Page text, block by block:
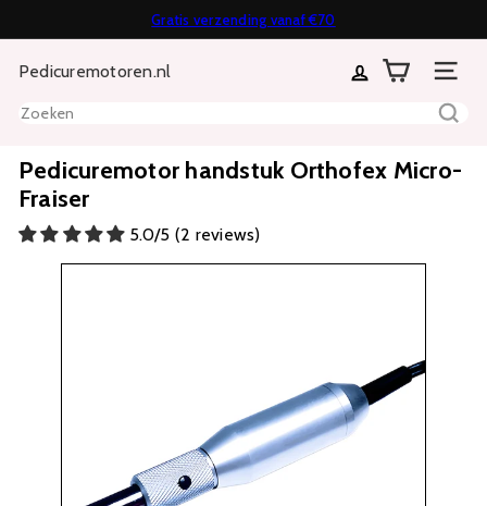
naar
inhoud
Diavoorstelling
Gratis verzending vanaf €70
14 dagen bedenktijd
Achteraf of in termijnen betalen mogelijk
Pedicuremotoren.nl
Zoeken
Pedicuremotor handstuk Orthofex Micro-
Fraiser
5.0/5 (2 reviews)